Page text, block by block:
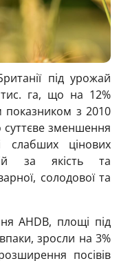
під урожай
га, що на 12%
з 2010
зменшення
слабших цінових
за якість та
солодової та
AHDB, площі під
зросли на 3%
посівів